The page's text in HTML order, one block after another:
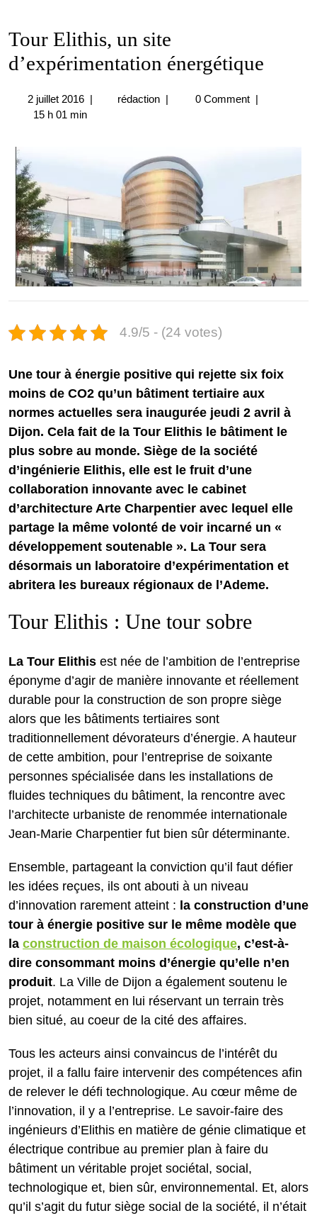
Tour Elithis, un site
d’expérimentation énergétique
2 juillet 20162
juillet
| rédactionTour
d’expérimentation
énergétique
| 0 Comment |
15 h 01 min
4.9/5 - (24 votes)
Une tour à énergie positive qui rejette six foix
moins de CO2 qu’un bâtiment tertiaire aux
normes actuelles sera inaugurée jeudi 2 avril à
Dijon. Cela fait de la Tour Elithis le bâtiment le
plus sobre au monde. Siège de la société
d’ingénierie Elithis, elle est le fruit d’une
collaboration innovante avec le cabinet
d’architecture Arte Charpentier avec lequel elle
partage la même volonté de voir incarné un «
développement soutenable ». La Tour sera
désormais un laboratoire d’expérimentation et
abritera les bureaux régionaux de l’Ademe.
Tour Elithis : Une tour sobre
La Tour Elithis est née de l’ambition de l’entreprise
éponyme d’agir de manière innovante et réellement
durable pour la construction de son propre siège
alors que les bâtiments tertiaires sont
traditionnellement dévorateurs d’énergie. A hauteur
de cette ambition, pour l’entreprise de soixante
personnes spécialisée dans les installations de
fluides techniques du bâtiment, la rencontre avec
l’architecte urbaniste de renommée internationale
Jean-Marie Charpentier fut bien sûr déterminante.
Ensemble, partageant la conviction qu’il faut défier
les idées reçues, ils ont abouti à un niveau
d’innovation rarement atteint : la construction d’une
tour à énergie positive sur le même modèle que
la construction de maison écologique, c’est-à-
dire consommant moins d’énergie qu’elle n’en
produit. La Ville de Dijon a également soutenu le
projet, notamment en lui réservant un terrain très
bien situé, au coeur de la cité des affaires.
Tous les acteurs ainsi convaincus de l’intérêt du
projet, il a fallu faire intervenir des compétences afin
de relever le défi technologique. Au cœur même de
l’innovation, il y a l’entreprise. Le savoir-faire des
ingénieurs d’Elithis en matière de génie climatique et
électrique contribue au premier plan à faire du
bâtiment un véritable projet sociétal, social,
technologique et, bien sûr, environnemental. Et, alors
qu’il s’agit du futur siège social de la société, il n’était